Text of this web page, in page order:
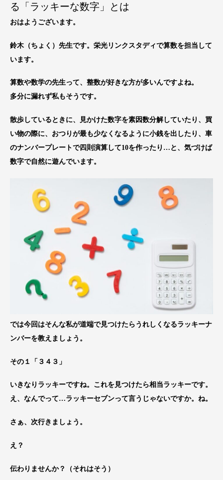
る「ラッキーな数字」とは
おはようございます。
鈴木（ちょく）先生です。栄光リンクスタディで算数を担当して
います。
算数や数学の先生って、整数が好きな方が多いんですよね。
多分に漏れず私もそうです。
散歩しているときに、見かけた数字を素因数分解していたり、買
い物の際に、おつりが最も少なくなるように小銭を出したり、車
のナンバープレートで四則演算して10を作ったり…と、気づけば
数字で自然に遊んでいます。
では今回はそんな私が道端で見つけたらうれしくなるラッキーナ
ンバーを教えましょう。
その１「 ３４３ 」
いきなりラッキーですね。これを見つけたら相当ラッキーです。
え、なんでって…ラッキーセブンって言うじゃないですか。ね。
さぁ、次行きましょう。
え？
伝わりませんか？（それはそう）